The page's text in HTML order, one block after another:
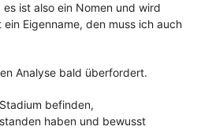
ist also ein Nomen und wird
Eigenname, den muss ich auch
Analyse bald überfordert.
befinden,
haben und bewusst